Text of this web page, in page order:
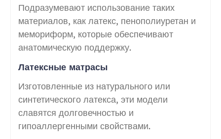
Подразумевают использование таких
материалов, как латекс, пенополиуретан и
мемориформ, которые обеспечивают
анатомическую поддержку.
Латексные матрасы
Изготовленные из натурального или
синтетического латекса, эти модели
славятся долговечностью и
гипоаллергенными свойствами.